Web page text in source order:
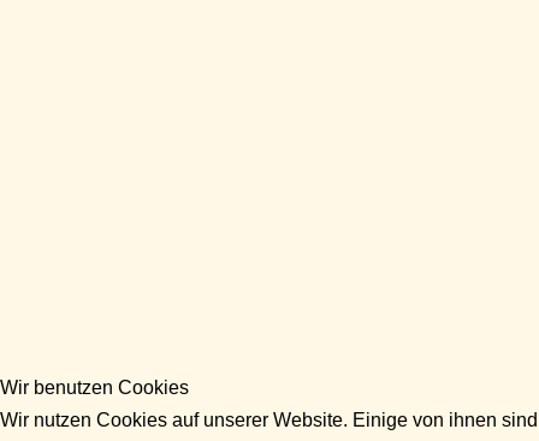
Wir benutzen Cookies
Wir nutzen Cookies auf unserer Website. Einige von ihnen sind